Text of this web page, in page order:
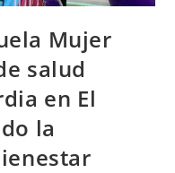
Mujer
salud
en El
la